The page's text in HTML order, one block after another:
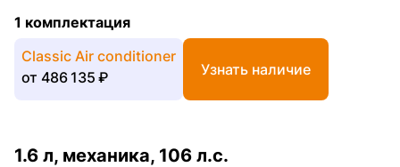
1 комплектация
Classic Air conditioner
от 486 135 ₽ Узнать наличие
1.6 л, механика, 106 л.с.